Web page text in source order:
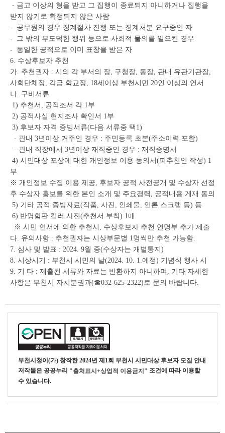
- 금고 이상의 형을 받고 그 집행이 종료되지 아니하거나 집행을
받지 않기로 확정되지 않은 사람
- 공무원의 경우 징계절차 진행 또는 징계처분 요구중인 자
- 그 밖의 부도덕한 행위 등으로 사회적 물의를 일으킨 경우
- 동일한 공적으로 이미 표창을 받은 자
6. 수상후보자 추천
가. 추천권자 : 시의 각 부서의 장, 구청장, 동장, 관내 유관기관장,
사회단체장, 각급 학교장, 18세이상 부천시민 20인 이상의 연서
나. 구비서류
1) 추천서, 공적조서 각 1부
2) 공적사실 현지조사 확인서 1부
3) 후보자 자격 증빙서류(다음 서류중 택1)
- 관내 3년이상 거주인 경우 : 주민등록 초본(주소이력 포함)
- 관내 직장에서 3년이상 재직중인 경우 : 재직증명서
4) 시민대상 포상에 대한 개인정보 이용 동의서(피추천인 작성) 1
부
※ 개인정보 수집 이용 제공, 후보자 공적 사전공개 및 수상자 선정
후 수상자 홍보를 위한 본인 소개 및 주요경력, 공적내용 게재 동의
5) 기타 공적 증빙자료(작품, 사진, 인쇄물, 언론 스크랩 등) 등
6) 반명함판 컬러 사진(추천서 부착) 1매
※ 시민 연서에 의한 추천시, 수상후보자 추천 연명부 추가 제출
다. 유의사항 : 추천권자는 시상부문별 1명씩만 추천 가능함.
7. 심사 및 발표 : 2024. 9월 중(수상자는 개별통지)
8. 시상시기 : 부천시 시민의 날(2024. 10. 1.예정) 기념식 행사 시
9. 기 타 : 제출된 서류와 자료는 반환하지 아니하며, 기타 자세한
사항은 부천시 자치분권과(☎032-625-2322)로 문의 바랍니다.
부천시청이(가) 창작한2024년 제1회 부천시 시민대상 후보자 모집 안내
저작물은 공공누리 "출처표시+상업적 이용금지" 조건에 따라 이용할
수 있습니다.